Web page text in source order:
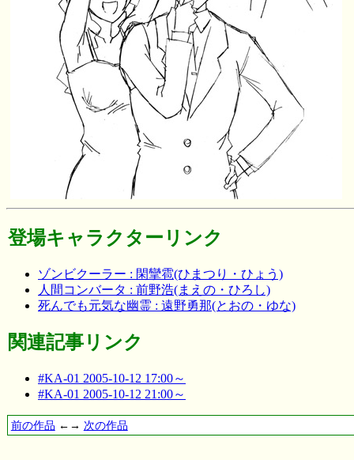
登場キャラクターリンク
ゾンビクーラー : 閑攣雹(ひまつり・ひょう)
人間コンバータ : 前野浩(まえの・ひろし)
死んでも元気な幽霊 : 遠野勇那(とおの・ゆな)
関連記事リンク
#KA-01 2005-10-12 17:00～
#KA-01 2005-10-12 21:00～
前の作品 ←→ 次の作品